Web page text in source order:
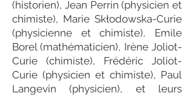
(historien), Jean Perrin (physicien et
chimiste), Marie Skłodowska-Curie
(physicienne et chimiste), Emile
Borel (mathématicien), Irène Joliot-
Curie (chimiste), Frédéric Joliot-
Curie (physicien et chimiste), Paul
Langevin (physicien), et leurs